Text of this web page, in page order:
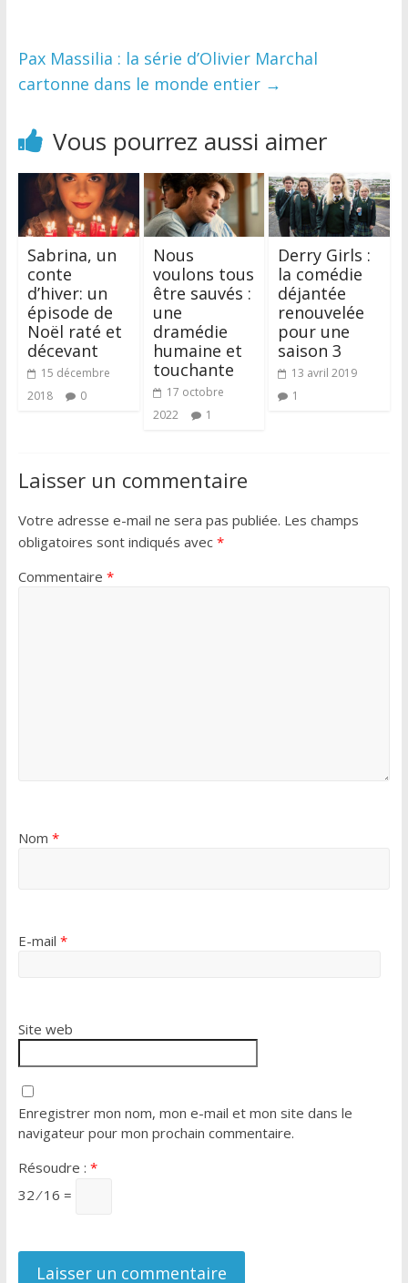
Pax Massilia : la série d’Olivier Marchal
cartonne dans le monde entier →
Vous pourrez aussi aimer
Sabrina, un
conte
d’hiver: un
épisode de
Noël raté et
décevant
15 décembre
2018
0
Nous
voulons tous
être sauvés :
une
dramédie
humaine et
touchante
17 octobre
2022
1
Derry Girls :
la comédie
déjantée
renouvelée
pour une
saison 3
13 avril 2019
1
Laisser un commentaire
Votre adresse e-mail ne sera pas publiée. Les champs
obligatoires sont indiqués avec *
Commentaire *
Nom *
E-mail *
Site web
Enregistrer mon nom, mon e-mail et mon site dans le
navigateur pour mon prochain commentaire.
Résoudre : *
32 ⁄ 16 =